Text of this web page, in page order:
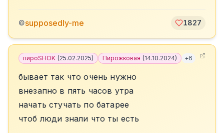
©supposedly-me 1827
пироSHOK (25.02.2025) Пирожковая (14.10.2024) +6
бывает так что очень нужно
внезапно в пять часов утра
начать стучать по батарее
чтоб люди знали что ты есть